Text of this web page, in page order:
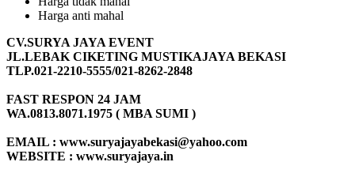
Harga anti mahal
CV.SURYA JAYA EVENT
JL.LEBAK CIKETING MUSTIKAJAYA BEKASI
TLP.021-2210-5555/021-8262-2848
FAST RESPON 24 JAM
WA.0813.8071.1975 ( MBA SUMI )
EMAIL : www.suryajayabekasi@yahoo.com
WEBSITE : www.suryajaya.in